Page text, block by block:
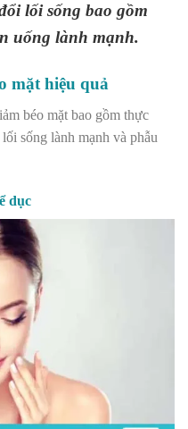
lối sống bao gồm
uống lành mạnh.
mặt hiệu quả
béo mặt bao gồm thực
sống lành mạnh và phẫu
dục